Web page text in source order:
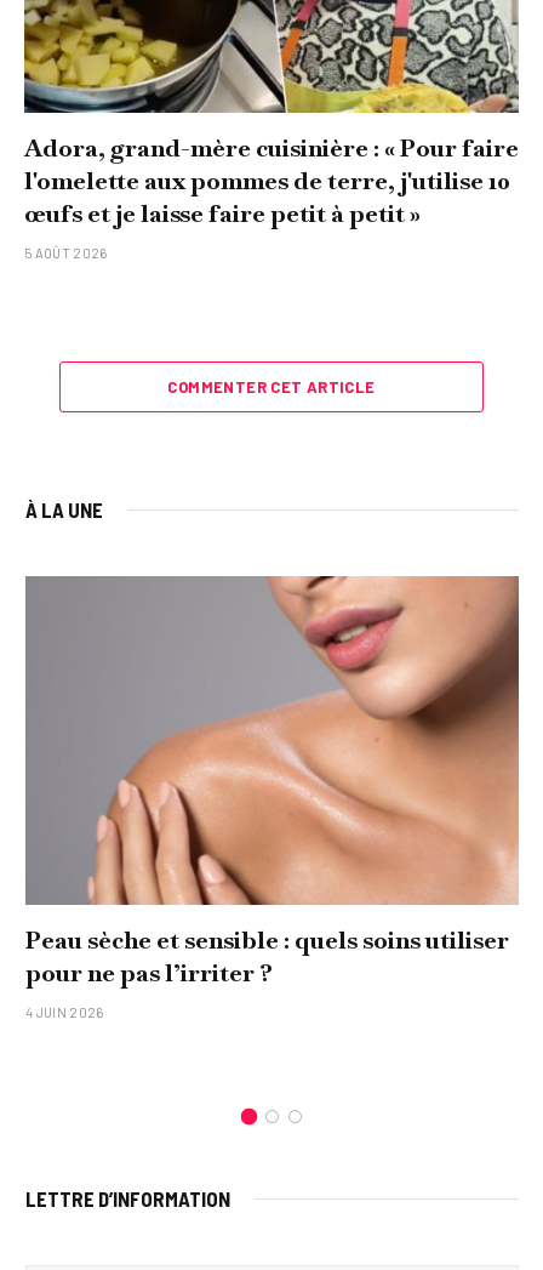
Adora, grand-mère cuisinière : « Pour faire
l'omelette aux pommes de terre, j'utilise 10
œufs et je laisse faire petit à petit »
5 AOÛT 2026
COMMENTER CET ARTICLE
À LA UNE
Peau sèche et sensible : quels soins utiliser
pour ne pas l’irriter ?
4 JUIN 2026
LETTRE D’INFORMATION